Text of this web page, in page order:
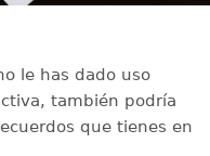
le has dado uso
también podría
que tienes en